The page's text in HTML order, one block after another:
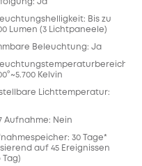
Ja
Bis zu
Lumen (3 Lichtpaneele)
Beleuchtung: Ja
Kelvin
Lichttemperatur:
Aufnahme: Nein
30 Tage*
auf 45 Ereignissen
Tag)